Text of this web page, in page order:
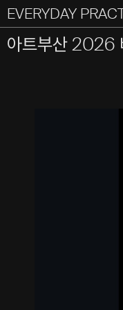
EVERYDAY
일상의실천
All Types Graphic
아트부산 2026